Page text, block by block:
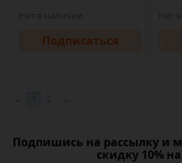
Подписаться
Подпишись на рассылку и
скидку 10%